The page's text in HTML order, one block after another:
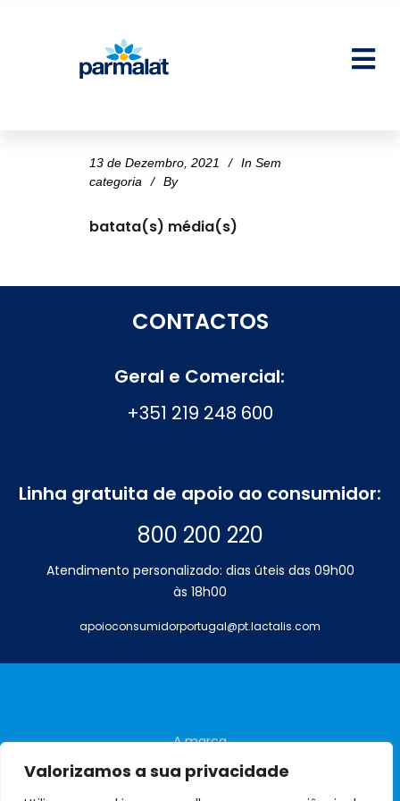
Valorizamos a sua privacidade
13 de Dezembro, 2021 In Sem
categoria
By
batata(s) média(s)
CONTACTOS
Geral e Comercial:
+351 219 248 600
Linha gratuita de apoio ao consumidor:
800 200 220
Atendimento personalizado: dias úteis das 09h00
às 18h00
apoioconsumidorportugal@pt.lactalis.com
A marca
Perguntas frequentes
Contactos